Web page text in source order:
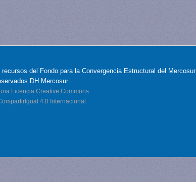
del Fondo para la Convergencia Estructural del Mercosur
DH Mercosur
Licencia Creative Commons
4.0 Internacional.